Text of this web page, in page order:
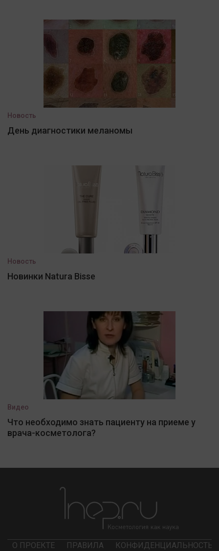
Новость
День диагностики меланомы
Новость
Новинки Natura Bisse
Видео
Что необходимо знать пациенту на приеме у
врача-косметолога?
О ПРОЕКТЕ ПРАВИЛА КОНФИДЕНЦИАЛЬНОСТЬ